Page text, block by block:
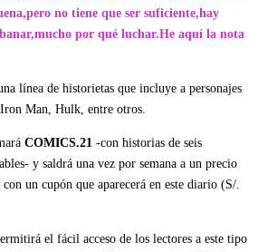
no tiene que ser suficiente,hay
por qué luchar.He aquí la nota
línea de historietas que incluye a personajes
Man, Hulk, entre otros.
COMICS.21 -con historias de seis
y saldrá una vez por semana a un precio
un cupón que aparecerá en este diario (S/.
el fácil acceso de los lectores a este tipo